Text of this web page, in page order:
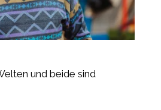
und beide sind